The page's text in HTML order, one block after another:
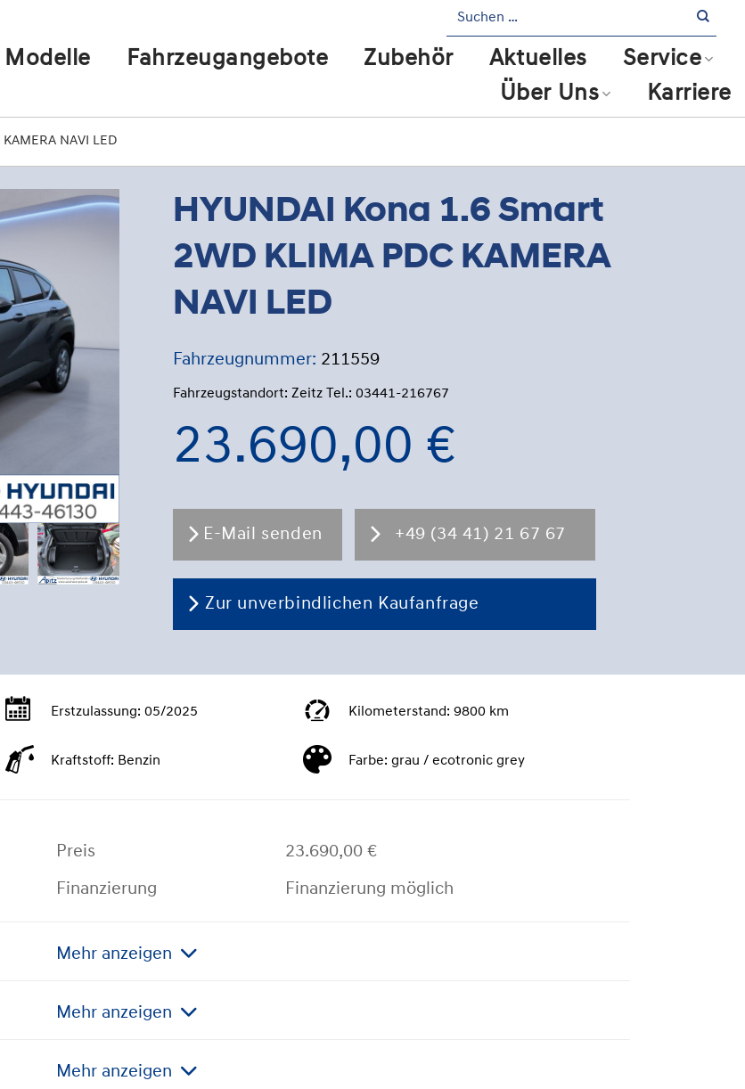
Modelle Fahrzeugangebote Zubehör Aktuelles
Service
Über Uns
Karriere
NAVI LED
HYUNDAI Kona 1.6 Smart
2WD KLIMA PDC KAMERA
NAVI LED
Fahrzeugnummer: 211559
Fahrzeugstandort: Zeitz Tel.: 03441-216767
23.690,00 €
E-Mail senden +49 (34 41) 21 67 67
Zur unverbindlichen Kaufanfrage
Erstzulassung: 05/2025 Kilometerstand: 9800 km
Kraftstoff: Benzin Farbe: grau / ecotronic grey
Preis 23.690,00 €
Finanzierung Finanzierung möglich
Mehr anzeigen
Mehr anzeigen
Mehr anzeigen